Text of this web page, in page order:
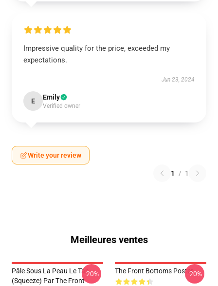
Impressive quality for the price, exceeded my
expectations.
Jun 23, 2024
E Emily
Verified owner
Write your review
1 / 1
Meilleures ventes
Pâle Sous La Peau Le Tan
(Squeeze) Par The Front
-20% The Front Bottoms Poster-20%